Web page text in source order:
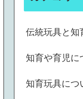
伝統玩具と知
知育や育児に
知育玩具につ